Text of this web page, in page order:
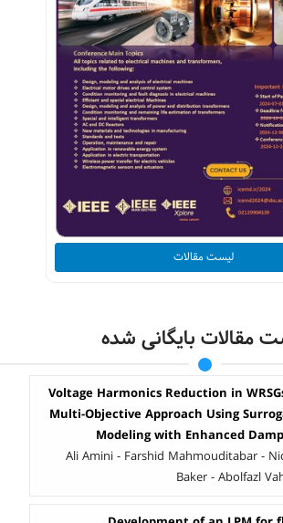
لیست مقالات
مقالات بایگانی شده
Voltage Harmonics Reduction in
Multi-Objective Approach Using
Modeling with Enhanced
Ali Amini - Farshid Mahmouditabar -
Baker - Abolfazl